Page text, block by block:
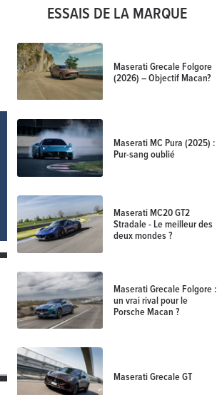
ESSAIS DE LA MARQUE
Maserati Grecale Folgore
(2026) – Objectif Macan?
Maserati MC Pura (2025) :
Pur-sang oublié
Maserati MC20 GT2
Stradale - Le meilleur des
deux mondes ?
Maserati Grecale Folgore :
un vrai rival pour le
Porsche Macan ?
Maserati Grecale GT